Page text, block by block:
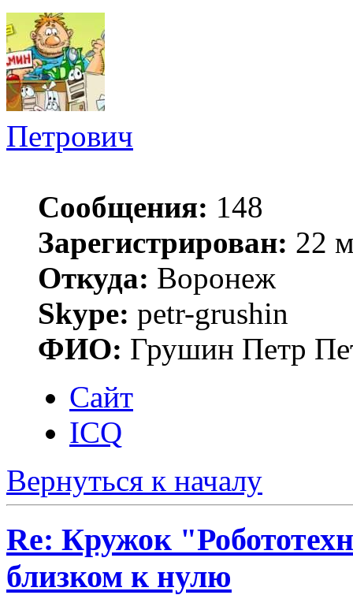
Петрович
Сообщения: 148
Зарегистрирован: 22
Откуда: Воронеж
Skype: petr-grushin
ФИО: Грушин Петр
Сайт
ICQ
Вернуться к началу
Re: Кружок
близком к нулю